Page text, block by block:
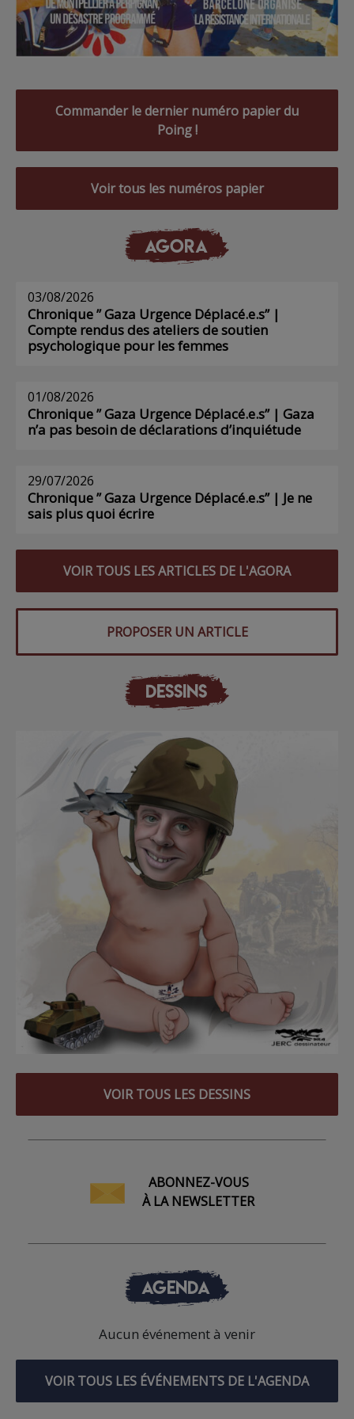
Commander le dernier numéro papier du
Poing !
Voir tous les numéros papier
AGORA
03/08/2026
Chronique ” Gaza Urgence Déplacé.e.s” |
Compte rendus des ateliers de soutien
psychologique pour les femmes
01/08/2026
Chronique ” Gaza Urgence Déplacé.e.s” | Gaza
n’a pas besoin de déclarations d’inquiétude
29/07/2026
Chronique ” Gaza Urgence Déplacé.e.s” | Je ne
sais plus quoi écrire
VOIR TOUS LES ARTICLES DE L'AGORA
PROPOSER UN ARTICLE
DESSINS
VOIR TOUS LES DESSINS
ABONNEZ-VOUS
À LA NEWSLETTER
AGENDA
Aucun événement à venir
VOIR TOUS LES ÉVÉNEMENTS DE L'AGENDA